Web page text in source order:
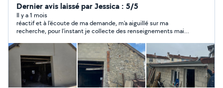
de 1.7T et de 5T - Pelle de 8T Camions Bennes -
Camion 6.4 de 26T - Chargeur VRD (Terrassements -
Démolitions - Évacuations - Micro station - Puisards -
Assainissements, et Réseaux) Gros Oeuvre (Fondations
- Construction - Extension, Piscines et Terrasses )
Façades - Peintures intérieurs et extérieurs Plâtreries -
Menuiseries intérieurs et extérieurs
Dernier avis laissé par Jessica : 5/5
Il y a 1 mois
réactif et à l'écoute de ma demande, m'a aiguillé sur ma
recherche, pour l'instant je collecte des renseignements mais
sera acté